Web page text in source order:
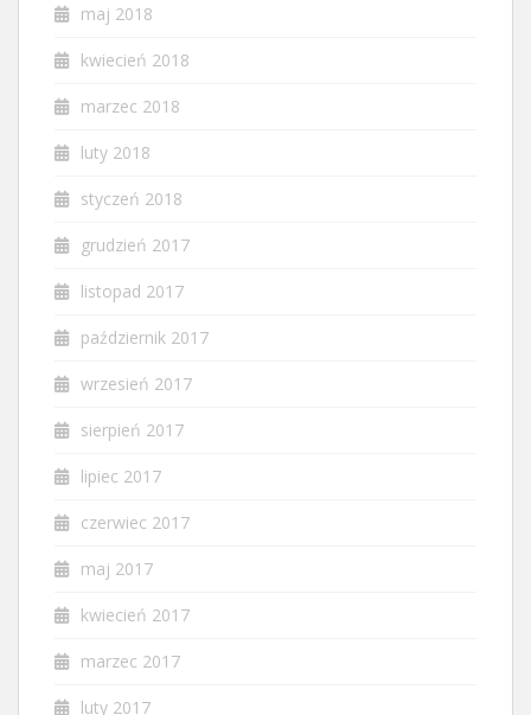
maj 2018
kwiecień 2018
marzec 2018
luty 2018
styczeń 2018
grudzień 2017
listopad 2017
październik 2017
wrzesień 2017
sierpień 2017
lipiec 2017
czerwiec 2017
maj 2017
kwiecień 2017
marzec 2017
luty 2017